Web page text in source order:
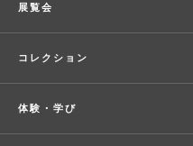
展覧会
コレクション
体験・学び